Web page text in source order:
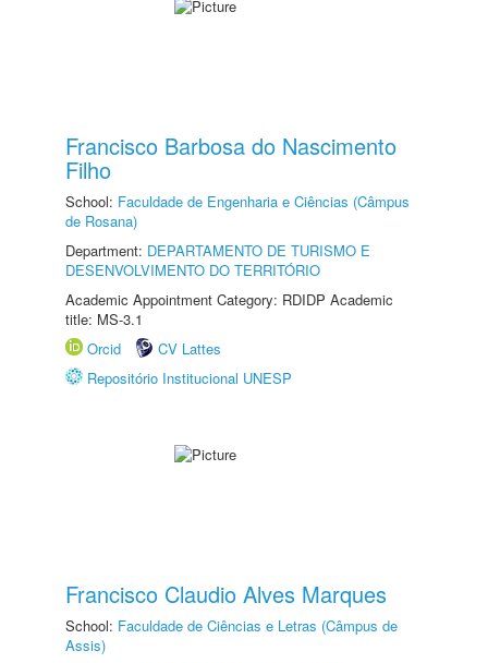
Francisco Barbosa do Nascimento
Filho
School: Faculdade de Engenharia e Ciências (Câmpus
de Rosana)
Department: DEPARTAMENTO DE TURISMO E
DESENVOLVIMENTO DO TERRITÓRIO
Academic Appointment Category: RDIDP Academic
title: MS-3.1
Orcid
CV Lattes
Repositório Institucional UNESP
Francisco Claudio Alves Marques
School: Faculdade de Ciências e Letras (Câmpus de
Assis)